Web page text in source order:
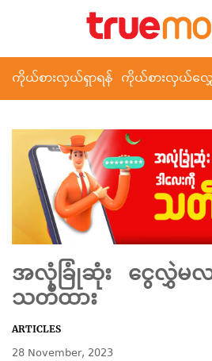
ကိုယ်စားလှယ်ရှာရန် ကိုယ်စားလှယ်လျှ
အလုံခြုံဆုံး ငွေလွှဲမလ
သတိထား
ARTICLES
28 November, 2023